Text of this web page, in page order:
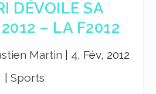
DÉVOILE SA
– LA F2012
Martin
4, Fév, 2012
Sports